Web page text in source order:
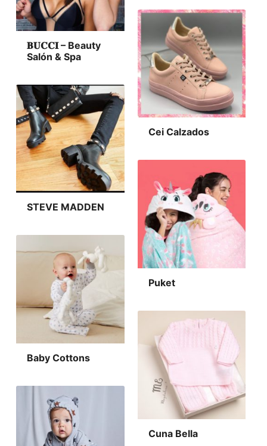
𝐁𝐔𝐂𝐂𝐈 – Beauty
Salón & Spa
Cei Calzados
STEVE MADDEN
Puket
Baby Cottons
Cuna Bella